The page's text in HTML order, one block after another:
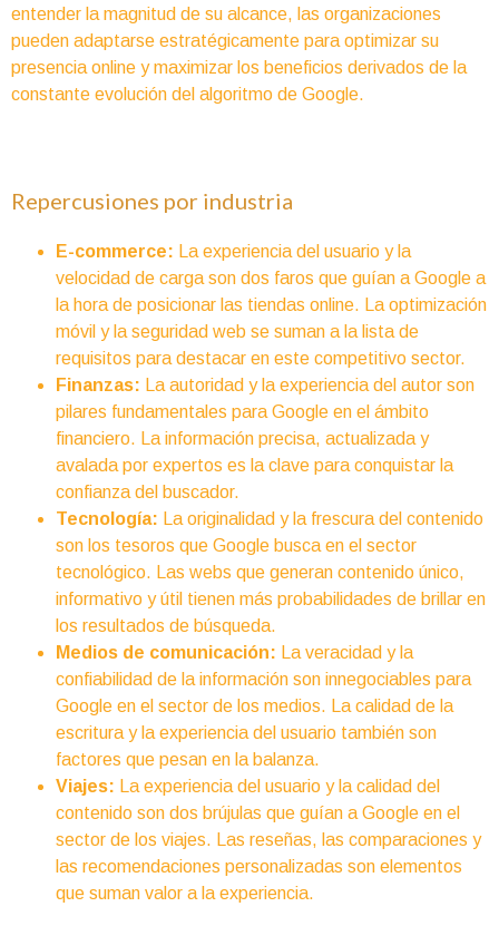
entender la magnitud de su alcance, las organizaciones
pueden adaptarse estratégicamente para optimizar su
presencia online y maximizar los beneficios derivados de la
constante evolución del algoritmo de Google.
Repercusiones por industria
E-commerce: La experiencia del usuario y la
velocidad de carga son dos faros que guían a Google a
la hora de posicionar las tiendas online. La optimización
móvil y la seguridad web se suman a la lista de
requisitos para destacar en este competitivo sector.
Finanzas: La autoridad y la experiencia del autor son
pilares fundamentales para Google en el ámbito
financiero. La información precisa, actualizada y
avalada por expertos es la clave para conquistar la
confianza del buscador.
Tecnología: La originalidad y la frescura del contenido
son los tesoros que Google busca en el sector
tecnológico. Las webs que generan contenido único,
informativo y útil tienen más probabilidades de brillar en
los resultados de búsqueda.
Medios de comunicación: La veracidad y la
confiabilidad de la información son innegociables para
Google en el sector de los medios. La calidad de la
escritura y la experiencia del usuario también son
factores que pesan en la balanza.
Viajes: La experiencia del usuario y la calidad del
contenido son dos brújulas que guían a Google en el
sector de los viajes. Las reseñas, las comparaciones y
las recomendaciones personalizadas son elementos
que suman valor a la experiencia.